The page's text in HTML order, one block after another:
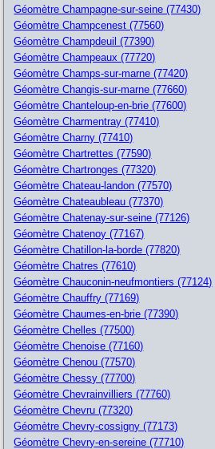
Géomètre Champagne-sur-seine (77430)
Géomètre Champcenest (77560)
Géomètre Champdeuil (77390)
Géomètre Champeaux (77720)
Géomètre Champs-sur-marne (77420)
Géomètre Changis-sur-marne (77660)
Géomètre Chanteloup-en-brie (77600)
Géomètre Charmentray (77410)
Géomètre Charny (77410)
Géomètre Chartrettes (77590)
Géomètre Chartronges (77320)
Géomètre Chateau-landon (77570)
Géomètre Chateaubleau (77370)
Géomètre Chatenay-sur-seine (77126)
Géomètre Chatenoy (77167)
Géomètre Chatillon-la-borde (77820)
Géomètre Chatres (77610)
Géomètre Chauconin-neufmontiers (77124)
Géomètre Chauffry (77169)
Géomètre Chaumes-en-brie (77390)
Géomètre Chelles (77500)
Géomètre Chenoise (77160)
Géomètre Chenou (77570)
Géomètre Chessy (77700)
Géomètre Chevrainvilliers (77760)
Géomètre Chevru (77320)
Géomètre Chevry-cossigny (77173)
Géomètre Chevry-en-sereine (77710)